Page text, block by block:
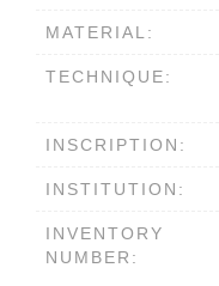
MATERIAL:
TECHNIQUE:
INSCRIPTION:
INSTITUTION:
INVENTORY
NUMBER: